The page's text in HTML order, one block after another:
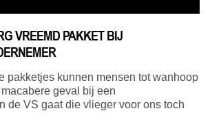
VREEMD PAKKET BIJ
pakketjes kunnen mensen tot wanhoop
geval bij een
de VS gaat die vlieger voor ons toch